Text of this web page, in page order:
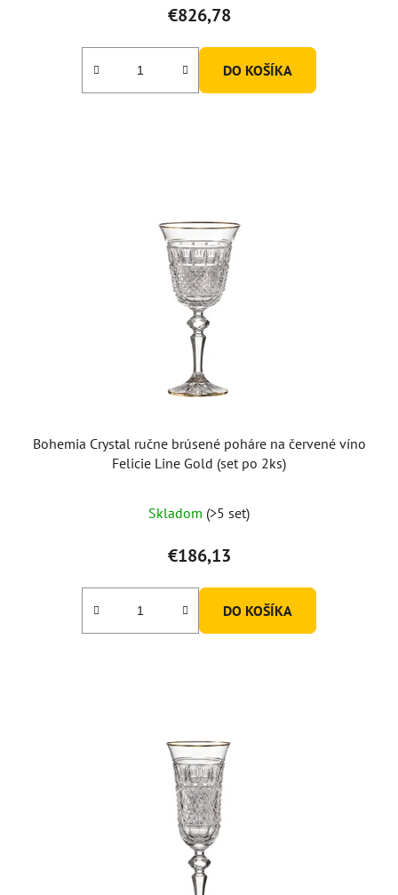
€826,78
DO KOŠÍKA
Bohemia Crystal ručne brúsené poháre na červené víno
Felicie Line Gold (set po 2ks)
Skladom (>5 set)
€186,13
DO KOŠÍKA